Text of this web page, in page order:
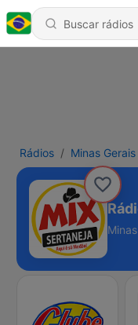
Rádios Minas Gerais